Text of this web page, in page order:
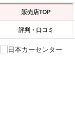
販売店TOP
評判・口コミ